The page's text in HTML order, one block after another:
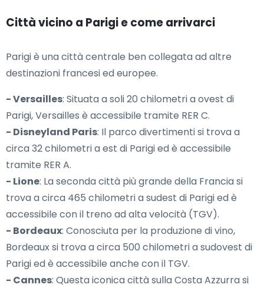
Città vicino a Parigi e come arrivarci
Parigi è una città centrale ben collegata ad altre
destinazioni francesi ed europee.
- Versailles: Situata a soli 20 chilometri a ovest di
Parigi, Versailles è accessibile tramite RER C.
- Disneyland Paris: Il parco divertimenti si trova a
circa 32 chilometri a est di Parigi ed è accessibile
tramite RER A.
- Lione: La seconda città più grande della Francia si
trova a circa 465 chilometri a sudest di Parigi ed è
accessibile con il treno ad alta velocità (TGV).
- Bordeaux: Conosciuta per la produzione di vino,
Bordeaux si trova a circa 500 chilometri a sudovest di
Parigi ed è accessibile anche con il TGV.
- Cannes: Questa iconica città sulla Costa Azzurra si